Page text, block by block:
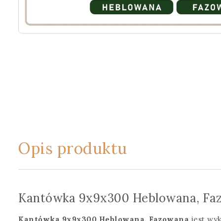
Opis produktu
Kantówka 9x9x300 Heblowana,